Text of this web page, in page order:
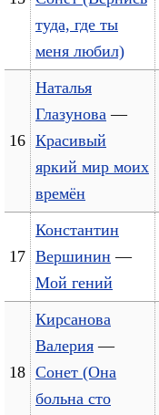
туда, где ты
меня любил)
16
Наталья
Глазунова —
Красивый
яркий мир моих
времён
17
Константин
Вершинин —
Мой гений
18
Кирсанова
Валерия —
Сонет (Она
больна сто